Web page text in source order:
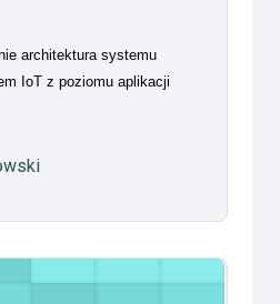
architektura systemu
IoT z poziomu aplikacji
sieciach następnej generacji